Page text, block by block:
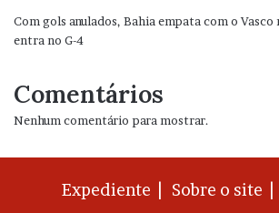
Com gols anulados, Bahia empata com o Vasco
entra no G-4
Comentários
Nenhum comentário para mostrar.
Expediente | Sobre o site |